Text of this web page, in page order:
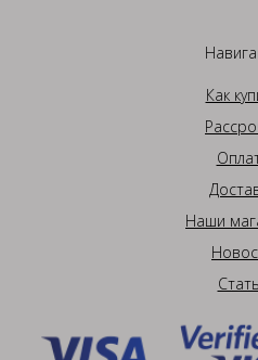
Как
Наши